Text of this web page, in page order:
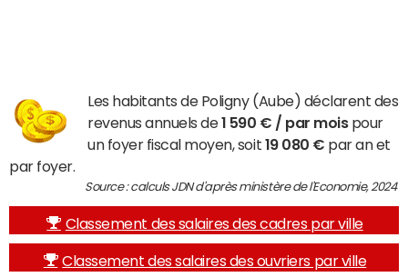
Les habitants de Poligny (Aube) déclarent des
revenus annuels de1 590 € / par moispour
un foyer fiscal moyen, soit 19 080 € par an et
par foyer.
Source : calculs JDN d'après ministère de l'Economie, 2024
Classement des salaires des cadres par ville
Classement des salaires des ouvriers par ville